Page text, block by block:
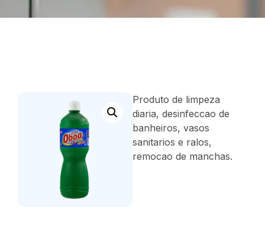
Produto de limpeza
diaria, desinfeccao de
banheiros, vasos
sanitarios e ralos,
remocao de manchas.